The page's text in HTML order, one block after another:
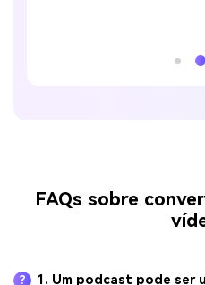
FAQs sobre
? 1. Um podcast pode ser